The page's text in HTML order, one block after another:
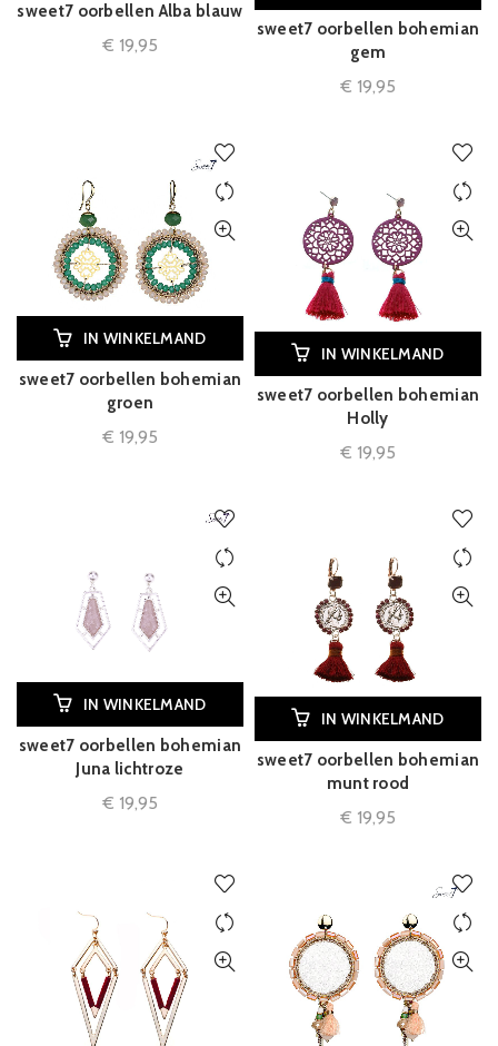
sweet7 oorbellen Alba blauw
€ 19,95
sweet7 oorbellen bohemian
gem
€ 19,95
IN WINKELMAND
sweet7 oorbellen bohemian
groen
€ 19,95
IN WINKELMAND
sweet7 oorbellen bohemian
Holly
€ 19,95
IN WINKELMAND
sweet7 oorbellen bohemian
Juna lichtroze
€ 19,95
IN WINKELMAND
sweet7 oorbellen bohemian
munt rood
€ 19,95